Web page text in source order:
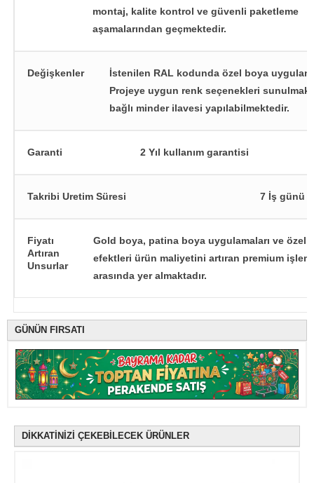
montaj, kalite kontrol ve güvenli paketleme
aşamalarından geçmektedir.
Değişkenler
İstenilen RAL kodunda özel boya
Projeye uygun renk seçenekleri
bağlı minder ilavesi yapılabilmektedir.
Garanti 2 Yıl kullanım garantisi
Takribi Uretim Süresi 7 İş günü
Fiyatı
Artıran
Unsurlar
Gold boya, patina boya uygulamaları ve özel
efektleri ürün maliyetini artıran premium
arasında yer almaktadır.
GÜNÜN FIRSATI
DİKKATİNİZİ ÇEKEBİLECEK ÜRÜNLER